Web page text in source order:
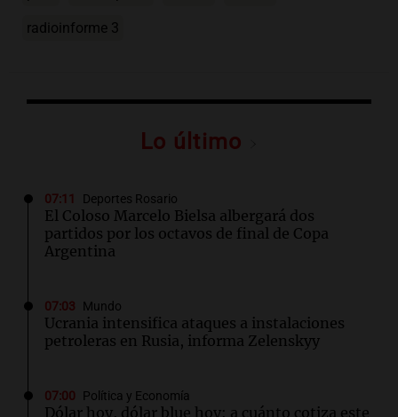
radioinforme 3
Lo último
07:11 Deportes Rosario
El Coloso Marcelo Bielsa albergará dos
partidos por los octavos de final de Copa
Argentina
07:03 Mundo
Ucrania intensifica ataques a instalaciones
petroleras en Rusia, informa Zelenskyy
07:00 Política y Economía
Dólar hoy, dólar blue hoy: a cuánto cotiza este